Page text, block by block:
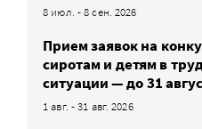
8 июл. - 8 сен. 2026
Прием заявок на
сиротам и детям в
ситуации — до 31
1 авг. - 31 авг. 2026